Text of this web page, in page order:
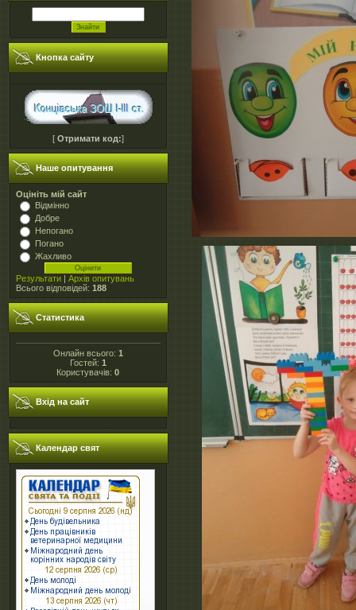
Кнопка сайту
[ Отримати код:]
Наше опитування
Оцініть мій сайт
Відмінно
Добре
Непогано
Погано
Жахливо
Результати | Архів опитувань
Всього відповідей: 188
Статистика
Онлайн всього: 1
Гостей: 1
Користувачів:0
Вхід на сайт
Календар свят